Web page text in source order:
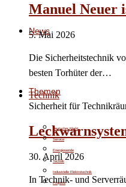
News
Themen
Deutscher Markt
Service
Energiewende
Technik
Industrielle Elektrotechnik
Projekte
Manuel Neuer
5. Mai 2026
Die Sicherheitstechnik
besten Torhüter der…
Technik
Sicherheit für
30. April 2026
In Technik‑ und